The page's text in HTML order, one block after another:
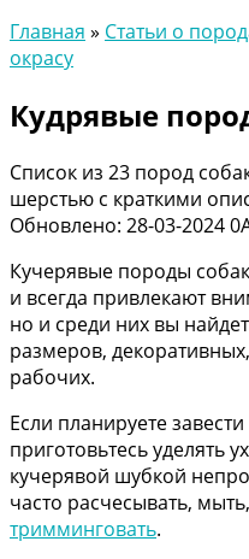
Главная » Статьи о
окрасу
Кудрявые
Список из 23 пород
шерстью с краткими
Обновлено: 28-03-20240
Кучерявые породы
и всегда привлекают
но и среди них вы
размеров,
рабочих.
Если планируете
приготовьтесь уделять
кучерявой шубкой
часто расчесывать,
тримминговать.